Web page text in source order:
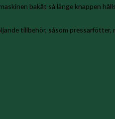
bakåt så länge knappen
tillbehör, såsom